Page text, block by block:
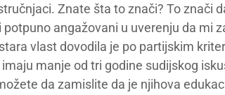
Znate šta to znači? To znači
potpuno angažovani u uverenju da mi
vlast dovodila je po partijskim
manje od tri godine sudijskog
da zamislite da je njihova